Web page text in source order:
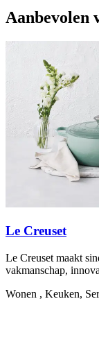
Aanbevolen
Le Creuset
Le Creuset maakt
vakmanschap,
Wonen , Keuken,